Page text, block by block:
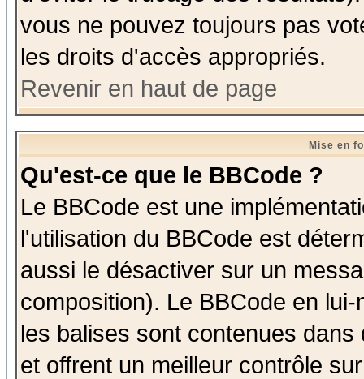
vous ne pouvez toujours pas
les droits d'accès appropriés.
Revenir en haut de page
Mise en
Qu'est-ce que le BBCode ?
Le BBCode est une
l'utilisation du BBCode est
aussi le désactiver sur un
composition). Le BBCode en
les balises sont contenues
et offrent un meilleur contrôle